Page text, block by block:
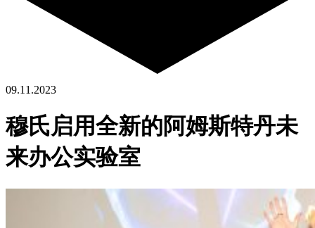
09.11.2023
穆氏启用全新的阿姆斯特丹未
来办公实验室